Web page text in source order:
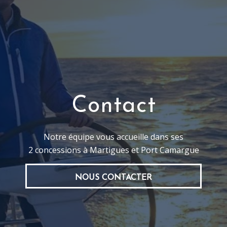
Contact
Notre équipe vous accueille dans ses
2 concessions à Martigues et Port Camargue
NOUS CONTACTER